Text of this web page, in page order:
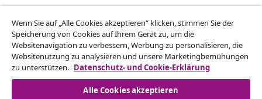
vidaXL
Mehr entdecken
Wenn Sie auf „Alle Cookies akzeptieren“ klicken, stimmen Sie der
Speicherung von Cookies auf Ihrem Gerät zu, um die
Websitenavigation zu verbessern, Werbung zu personalisieren, die
Websitenutzung zu analysieren und unsere Marketingbemühungen
zu unterstützen. Datenschutz- und Cookie-Erklärung
Alle Cookies akzeptieren